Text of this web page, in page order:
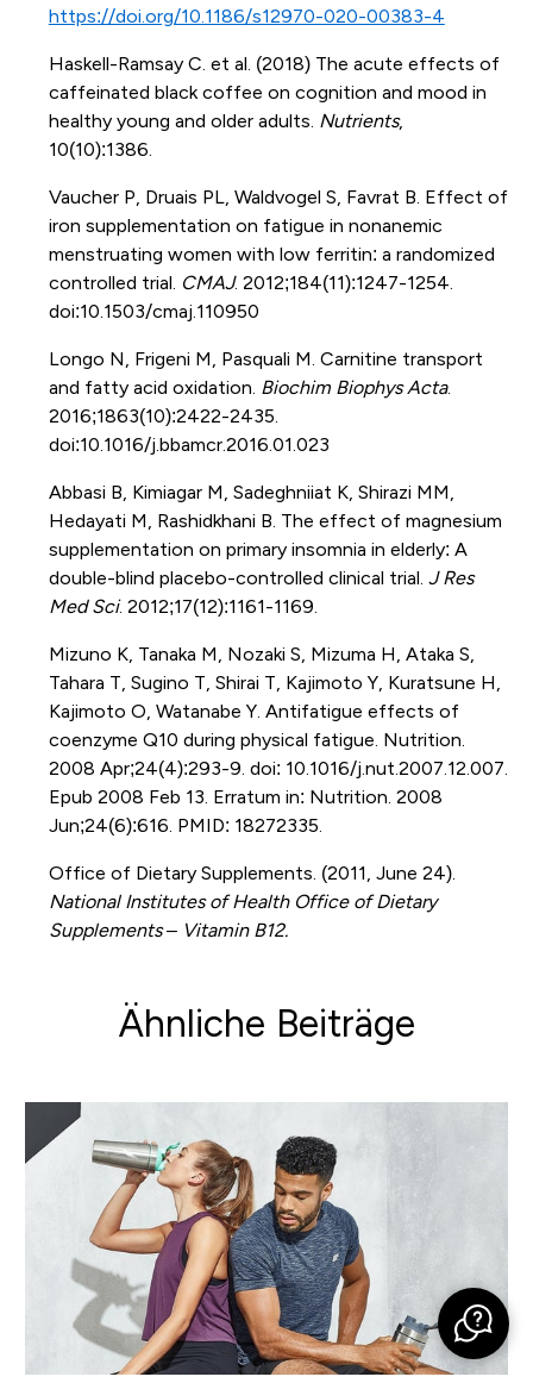
https://doi.org/10.1186/s12970-020-00383-4
Haskell-Ramsay C. et al. (2018) The acute effects of
caffeinated black coffee on cognition and mood in
healthy young and older adults. Nutrients,
10(10):1386.
Vaucher P, Druais PL, Waldvogel S, Favrat B. Effect of
iron supplementation on fatigue in nonanemic
menstruating women with low ferritin: a randomized
controlled trial. CMAJ. 2012;184(11):1247-1254.
doi:10.1503/cmaj.110950
Longo N, Frigeni M, Pasquali M. Carnitine transport
and fatty acid oxidation. Biochim Biophys Acta.
2016;1863(10):2422-2435.
doi:10.1016/j.bbamcr.2016.01.023
Abbasi B, Kimiagar M, Sadeghniiat K, Shirazi MM,
Hedayati M, Rashidkhani B. The effect of magnesium
supplementation on primary insomnia in elderly: A
double-blind placebo-controlled clinical trial. J Res
Med Sci. 2012;17(12):1161-1169.
Mizuno K, Tanaka M, Nozaki S, Mizuma H, Ataka S,
Tahara T, Sugino T, Shirai T, Kajimoto Y, Kuratsune H,
Kajimoto O, Watanabe Y. Antifatigue effects of
coenzyme Q10 during physical fatigue. Nutrition.
2008 Apr;24(4):293-9. doi: 10.1016/j.nut.2007.12.007.
Epub 2008 Feb 13. Erratum in: Nutrition. 2008
Jun;24(6):616. PMID: 18272335.
Office of Dietary Supplements. (2011, June 24).
National Institutes of Health Office of Dietary
Supplements – Vitamin B12.
Ähnliche Beiträge